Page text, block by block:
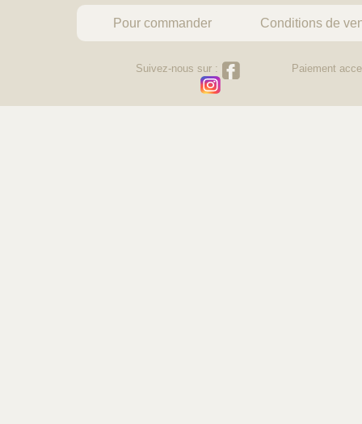
Pour commander Conditions de
Suivez-nous sur : Paiement